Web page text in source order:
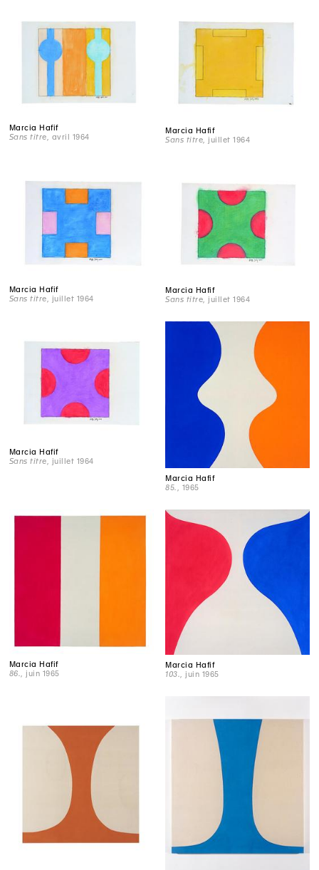
Marcia Hafif
Sans titre , avril 1964
Marcia Hafif
Sans titre , juillet 1964
Marcia Hafif
Sans titre , juillet 1964
Marcia Hafif
Sans titre , juillet 1964
Marcia Hafif
Sans titre , juillet 1964
Marcia Hafif
85.
, 1965
Marcia Hafif
86.
, juin 1965
Marcia Hafif
103.
, juin 1965